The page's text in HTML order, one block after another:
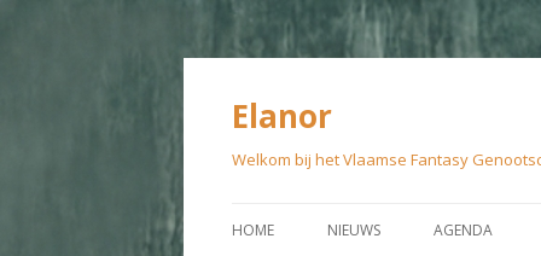
Elanor
Welkom bij het Vlaamse Fantasy
HOME NIEUWS AGENDA